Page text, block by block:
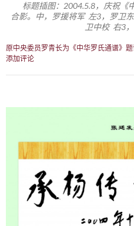
标题插图：2004.5.8，庆祝《
合影。中，罗援将军 左3，罗卫
卫中校 右3
原中央委员罗青长为《中华罗氏通谱》题
添加评论